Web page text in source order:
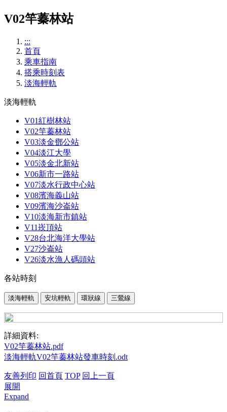
V02竿蓁林站
:::
首頁
乘車指南
搭乘時刻表
淡海輕軌
淡海輕軌
V01紅樹林站
V02竿蓁林站
V03淡金鄧公站
V04淡江大學
V05淡金北新站
V06新市一路站
V07淡水行政中心站
V08濱海義山站
V09濱海沙崙站
V10淡海新市鎮站
V11崁頂站
V28台北海洋大學站
V27沙崙站
V26淡水漁人碼頭站
各站時刻
詳細資料:
V02竿蓁林站.pdf
淡海輕軌V02竿蓁林站發車時刻.odt
友善列印 回首頁 TOP 回上一頁
展開
Expand